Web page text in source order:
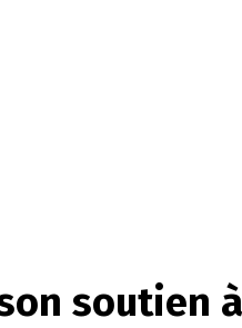
soutien